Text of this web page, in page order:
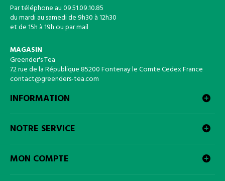
Par téléphone au 09.51.09.10.85
du mardi au samedi de 9h30 à 12h30
et de 15h à 19h ou par mail
MAGASIN
Greender's Tea
72 rue de la République 85200 Fontenay le Comte Cedex France
contact@greenders-tea.com
INFORMATION
NOTRE SERVICE
MON COMPTE